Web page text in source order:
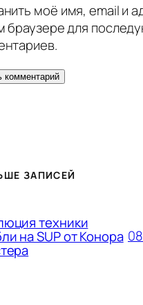
моё имя, email и
браузере для
ЗАПИСЕЙ
техники
на SUP от Конора